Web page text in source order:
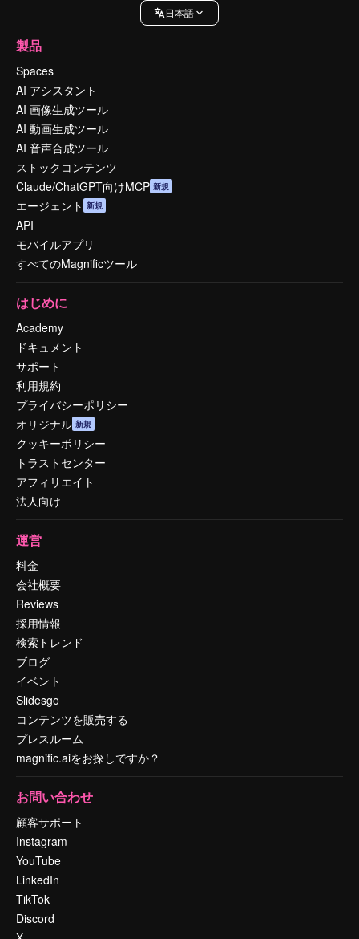
日本語
製品
Spaces
AI アシスタント
AI 画像生成ツール
AI 動画生成ツール
AI 音声合成ツール
ストックコンテンツ
Claude/ChatGPT向けMCP 新規
エージェント 新規
API
モバイルアプリ
すべてのMagnificツール
はじめに
Academy
ドキュメント
サポート
利用規約
プライバシーポリシー
オリジナル 新規
クッキーポリシー
トラストセンター
アフィリエイト
法人向け
運営
料金
会社概要
Reviews
採用情報
検索トレンド
ブログ
イベント
Slidesgo
コンテンツを販売する
プレスルーム
magnific.aiをお探しですか？
お問い合わせ
顧客サポート
Instagram
YouTube
LinkedIn
TikTok
Discord